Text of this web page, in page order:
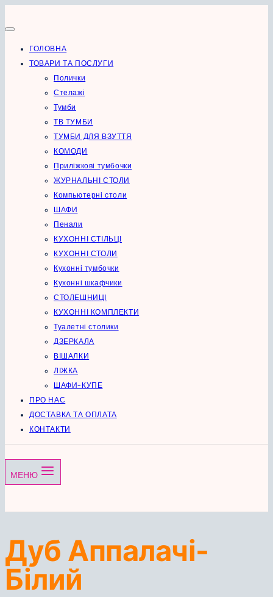
до
ГОЛОВНА
ТОВАРИ ТА ПОСЛУГИ
Полички
Стелажі
Тумби
ТВ ТУМБИ
ТУМБИ ДЛЯ ВЗУТТЯ
КОМОДИ
Приліжкові тумбочки
ЖУРНАЛЬНІ СТОЛИ
Компьютерні столи
ШАФИ
Пенали
КУХОННІ СТІЛЬЦІ
КУХОННІ СТОЛИ
Кухонні тумбочки
Кухонні шкафчики
СТОЛЕШНИЦІ
КУХОННІ КОМПЛЕКТИ
Туалетні столики
ДЗЕРКАЛА
ВІШАЛКИ
ЛІЖКА
ШАФИ-КУПЕ
ПРО НАС
ДОСТАВКА ТА ОПЛАТА
КОНТАКТИ
МЕНЮ
Дуб Аппалачі-
Білий